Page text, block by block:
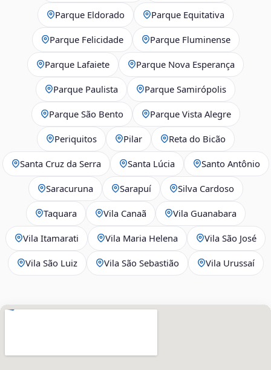
Parque Eldorado Parque Equitativa
Parque Felicidade Parque Fluminense
Parque Lafaiete Parque Nova Esperança
Parque Paulista Parque Samirópolis
Parque São Bento Parque Vista Alegre
Periquitos Pilar Reta do Bicão
Santa Cruz da Serra Santa Lúcia Santo Antônio
Saracuruna Sarapuí Silva Cardoso
Taquara Vila Canaã Vila Guanabara
Vila Itamarati Vila Maria Helena Vila São José
Vila São Luiz Vila São Sebastião Vila Urussaí